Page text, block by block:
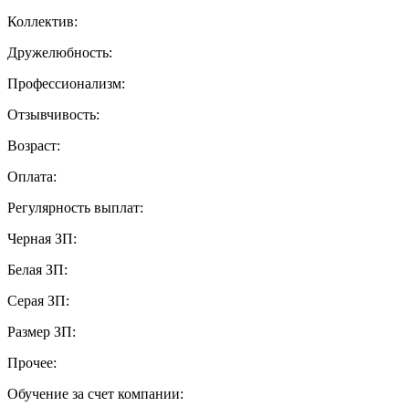
Коллектив:
Дружелюбность:
Профессионализм:
Отзывчивость:
Возраст:
Оплата:
Регулярность выплат:
Черная ЗП:
Белая ЗП:
Серая ЗП:
Размер ЗП:
Прочее:
Обучение за счет компании: